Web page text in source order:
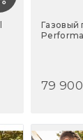
Газовый
79